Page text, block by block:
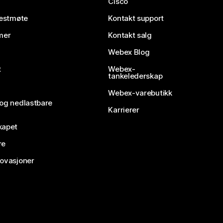
nedlastbare
Kontakt support
Kontakt salg
Webex Blog
Webex-
tankelederskap
Webex-varebutikk
Karrierer